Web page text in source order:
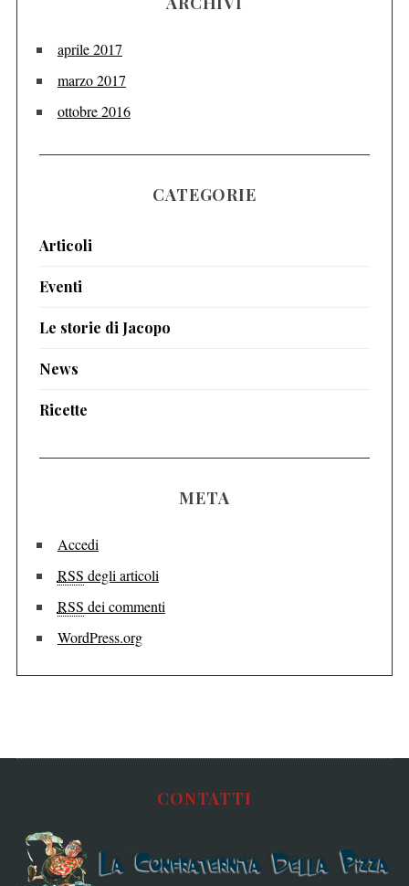
aprile 2017
marzo 2017
ottobre 2016
CATEGORIE
Articoli
Eventi
Le storie di Jacopo
News
Ricette
META
Accedi
RSS degli articoli
RSS dei commenti
WordPress.org
CONTATTI